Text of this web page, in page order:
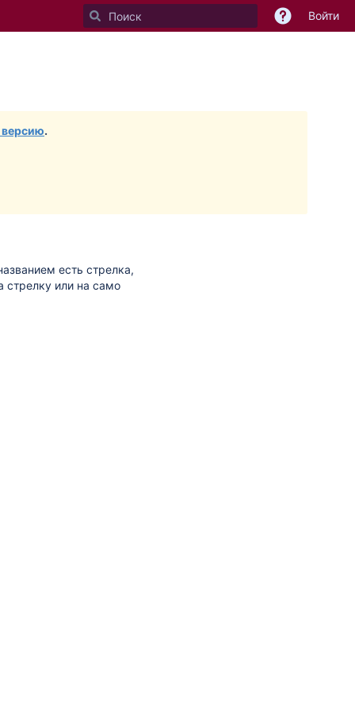
Войти
.
есть стрелка,
стрелку или на само